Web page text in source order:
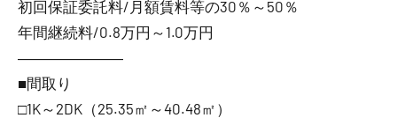
初回保証委託料/月額賃料等の30％～50％
年間継続料/0.8万円～1.0万円
―――――――
■間取り
□1K～2DK（25.35㎡～40.48㎡）